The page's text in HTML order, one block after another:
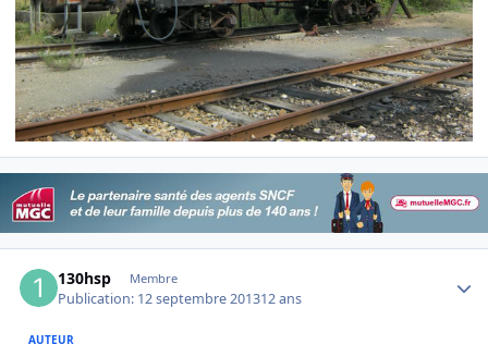
130hsp Membre
Publication: 12 septembre 201312 ans
AUTEUR